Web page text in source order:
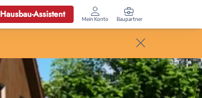
Hausbau-Assistent Mein Konto Baupartner